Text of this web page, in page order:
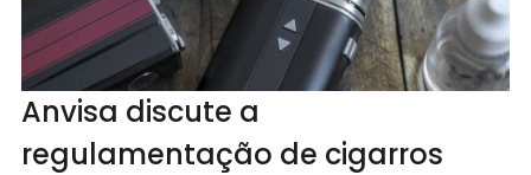
Anvisa discute a
regulamentação de cigarros